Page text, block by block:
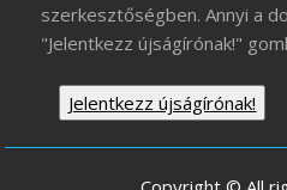
szerkesztőségben. Annyi a
"Jelentkezz újságírónak!"
Jelentkezz újságírónak!